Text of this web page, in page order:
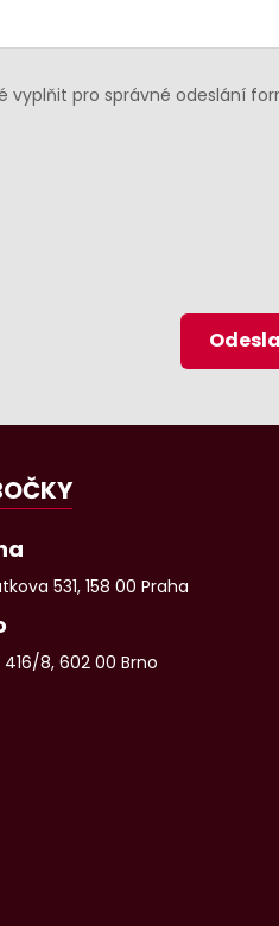
vyplňit pro správné odeslání
531, 158 00 Praha
8, 602 00 Brno